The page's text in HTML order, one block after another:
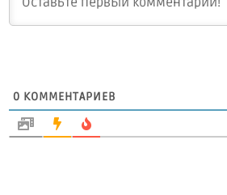
0 КОММЕНТАРИЕВ